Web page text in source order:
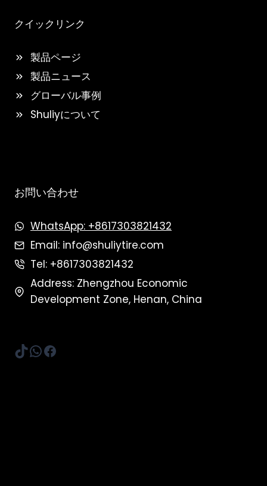
クイックリンク
製品ページ
製品ニュース
グローバル事例
Shuliyについて
お問い合わせ
WhatsApp: +8617303821432
Email: info@shuliytire.com
Tel: +8617303821432
Address: Zhengzhou Economic
Development Zone, Henan, China
TikTok
WhatsApp
Facebook